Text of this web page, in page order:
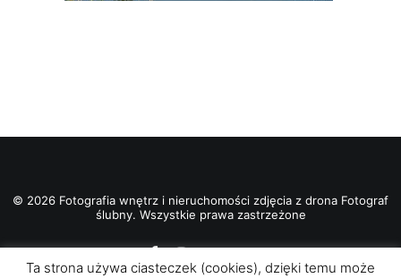
© 2026 Fotografia wnętrz i nieruchomości zdjęcia z drona Fotograf
ślubny. Wszystkie prawa zastrzeżone
Ta strona używa ciasteczek (cookies), dzięki temu może